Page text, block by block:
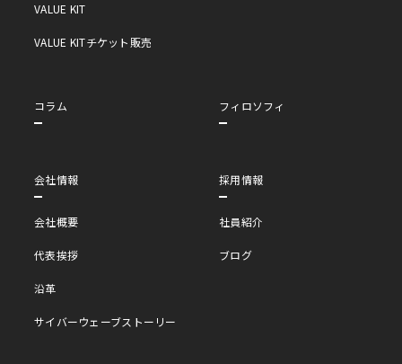
VALUE KIT
VALUE KITチケット販売
コラム フィロソフィ
会社情報
会社概要
代表挨拶
沿革
サイバーウェーブストーリー
採用情報
社員紹介
ブログ